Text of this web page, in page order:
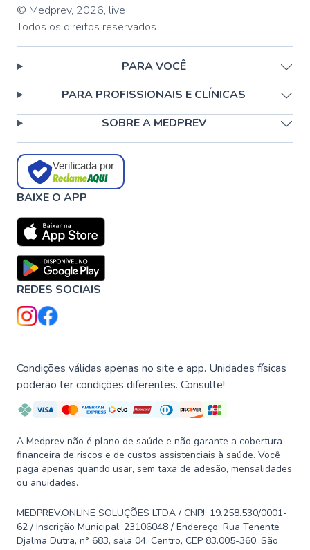
© Medprev, 2026, live
Todos os direitos reservados
PARA VOCÊ
PARA PROFISSIONAIS E CLÍNICAS
SOBRE A MEDPREV
Verificada por
BAIXE O APP
REDES SOCIAIS
Condições válidas apenas no site e app. Unidades físicas
poderão ter condições diferentes. Consulte!
A Medprev não é plano de saúde e não garante a cobertura
financeira de riscos e de custos assistenciais à saúde. Você
paga apenas quando usar, sem taxa de adesão, mensalidades
ou anuidades.
MEDPREV.ONLINE SOLUÇÕES LTDA / CNPJ: 19.258.530/0001-
62 / Inscrição Municipal: 23106048 / Endereço: Rua Tenente
Djalma Dutra, n° 683, sala 04, Centro, CEP 83.005-360, São